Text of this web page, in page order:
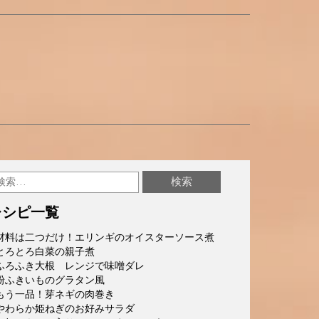
ピ一覧
料は二つだけ！エリンギのオイスターソース煮
ろとろ白菜の親子煮
ろふき大根 レンジで味噌ダレ
ふきいものグラタン風
う一品！芽ネギの肉巻き
わらか姫ねぎのお好みサラダ